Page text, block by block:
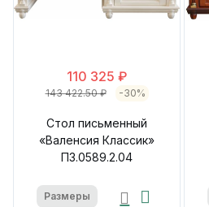
110 325 ₽
143 422.50 ₽ -30%
Стол письменный
«Валенсия Классик»
П3.0589.2.04
Размеры